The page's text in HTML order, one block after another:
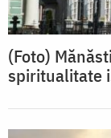
(Foto)
spiritualitate